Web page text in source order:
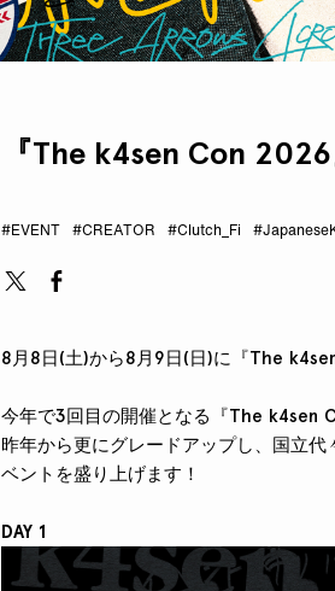
『The k4sen Con
#EVENT #CREATOR #Clutch_Fi
8月8日(土)から8月9日(日)に『The
今年で3回目の開催となる『The k4sen
昨年から更にグレードアップし、国立
ベントを盛り上げます！
DAY 1